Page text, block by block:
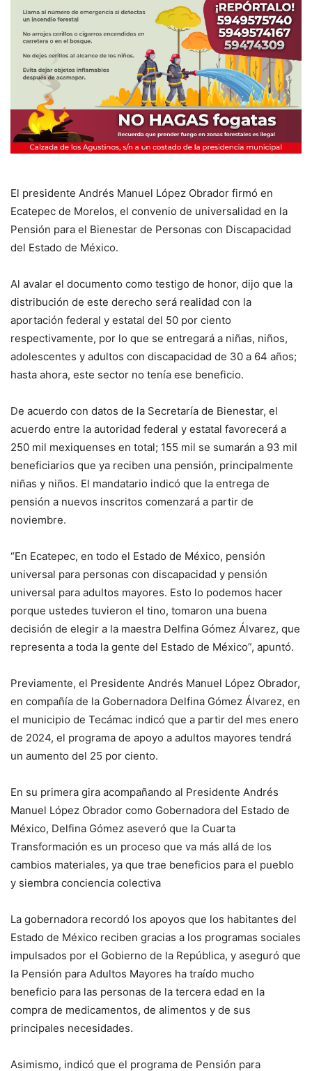
El presidente Andrés Manuel López Obrador firmó en
Ecatepec de Morelos, el convenio de universalidad en la
Pensión para el Bienestar de Personas con Discapacidad
del Estado de México.
Al avalar el documento como testigo de honor, dijo que la
distribución de este derecho será realidad con la
aportación federal y estatal del 50 por ciento
respectivamente, por lo que se entregará a niñas, niños,
adolescentes y adultos con discapacidad de 30 a 64 años;
hasta ahora, este sector no tenía ese beneficio.
De acuerdo con datos de la Secretaría de Bienestar, el
acuerdo entre la autoridad federal y estatal favorecerá a
250 mil mexiquenses en total; 155 mil se sumarán a 93 mil
beneficiarios que ya reciben una pensión, principalmente
niñas y niños. El mandatario indicó que la entrega de
pensión a nuevos inscritos comenzará a partir de
noviembre.
“En Ecatepec, en todo el Estado de México, pensión
universal para personas con discapacidad y pensión
universal para adultos mayores. Esto lo podemos hacer
porque ustedes tuvieron el tino, tomaron una buena
decisión de elegir a la maestra Delfina Gómez Álvarez, que
representa a toda la gente del Estado de México”, apuntó.
Previamente, el Presidente Andrés Manuel López Obrador,
en compañía de la Gobernadora Delfina Gómez Álvarez, en
el municipio de Tecámac indicó que a partir del mes enero
de 2024, el programa de apoyo a adultos mayores tendrá
un aumento del 25 por ciento.
En su primera gira acompañando al Presidente Andrés
Manuel López Obrador como Gobernadora del Estado de
México, Delfina Gómez aseveró que la Cuarta
Transformación es un proceso que va más allá de los
cambios materiales, ya que trae beneficios para el pueblo
y siembra conciencia colectiva
La gobernadora recordó los apoyos que los habitantes del
Estado de México reciben gracias a los programas sociales
impulsados por el Gobierno de la República, y aseguró que
la Pensión para Adultos Mayores ha traído mucho
beneficio para las personas de la tercera edad en la
compra de medicamentos, de alimentos y de sus
principales necesidades.
Asimismo, indicó que el programa de Pensión para